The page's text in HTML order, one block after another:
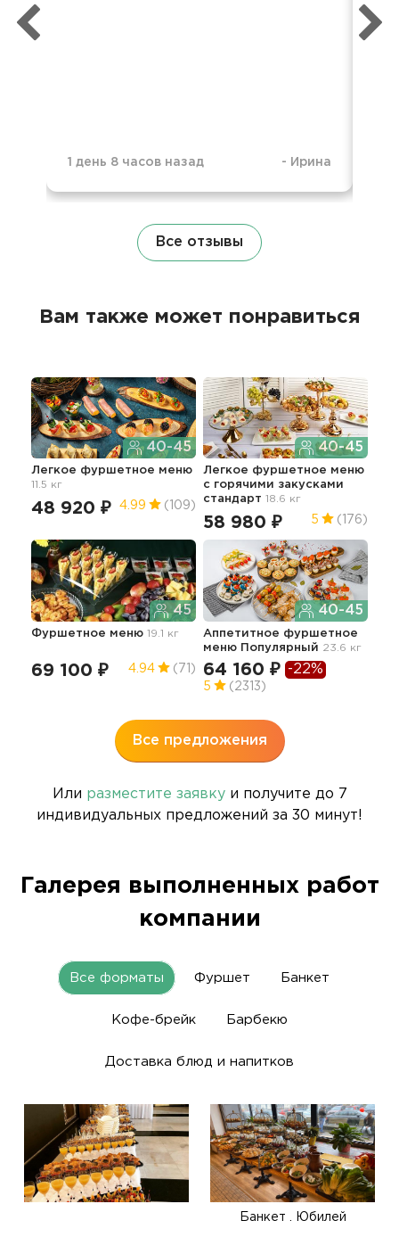
1 день 8 часов назад - Ирина
Все отзывы
Вам также может понравиться
40-45
Легкое фуршетное меню
11.5 кг
48 920 ₽ 4.99 (109)
40-45
Легкое фуршетное меню
c горячими закусками
стандарт 18.6 кг
58 980 ₽ 5 (176)
45
Фуршетное меню 19.1 кг
69 100 ₽ 4.94 (71)
40-45
Аппетитное фуршетное
меню Популярный 23.6 кг
64 160 ₽ -22%
5 (2313)
Все предложения
Или разместите заявкуи получите до 7
индивидуальных предложений за 30 минут!
Галерея выполненных работ
компании
Все форматы Фуршет Банкет
Кофе-брейк Барбекю
Доставка блюд и напитков
Банкет . Юбилей